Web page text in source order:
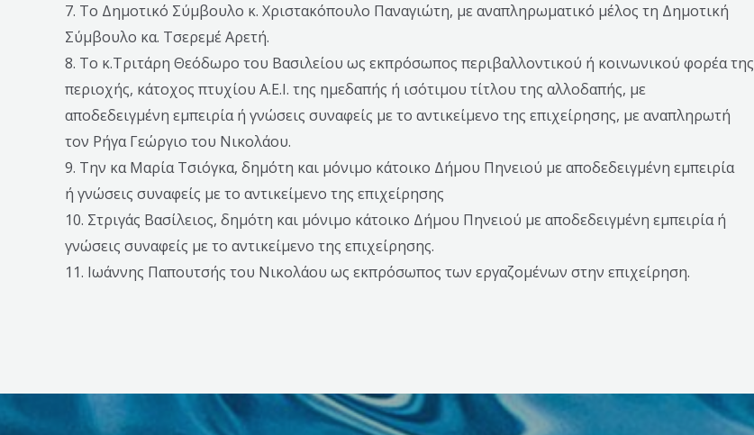
7. Το Δημοτικό Σύμβουλο κ. Χριστακόπουλο Παναγιώτη, με αναπληρωματικό μέλος τη Δημοτική
Σύμβουλο κα. Τσερεμέ Αρετή.
8. Το κ.Τριτάρη Θεόδωρο του Βασιλείου ως εκπρόσωπος περιβαλλοντικού ή κοινωνικού φορέα της
περιοχής, κάτοχος πτυχίου Α.Ε.Ι. της ημεδαπής ή ισότιμου τίτλου της αλλοδαπής, με
αποδεδειγμένη εμπειρία ή γνώσεις συναφείς με το αντικείμενο της επιχείρησης, με αναπληρωτή
τον Ρήγα Γεώργιο του Νικολάου.
9. Την κα Μαρία Τσιόγκα, δημότη και μόνιμο κάτοικο Δήμου Πηνειού με αποδεδειγμένη εμπειρία
ή γνώσεις συναφείς με το αντικείμενο της επιχείρησης
10. Στριγάς Βασίλειος, δημότη και μόνιμο κάτοικο Δήμου Πηνειού με αποδεδειγμένη εμπειρία ή
γνώσεις συναφείς με το αντικείμενο της επιχείρησης.
11. Ιωάννης Παπουτσής του Νικολάου ως εκπρόσωπος των εργαζομένων στην επιχείρηση.